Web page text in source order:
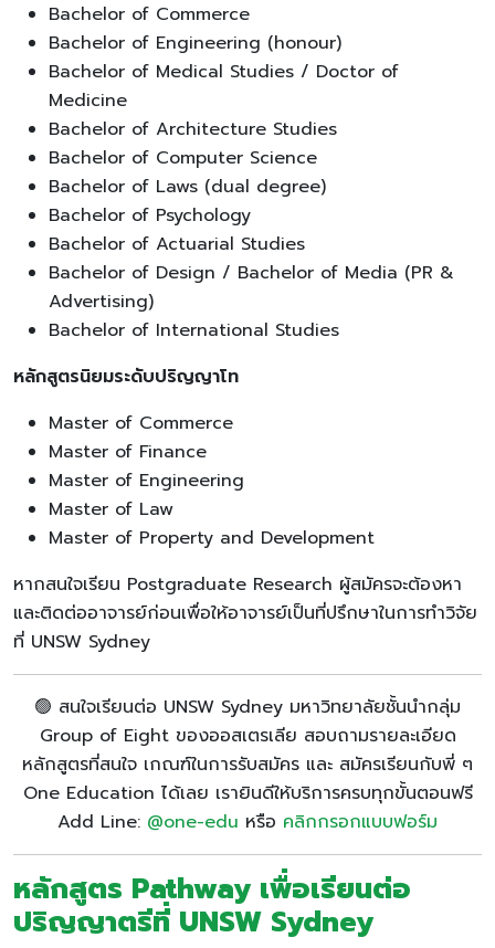
Bachelor of Commerce
Bachelor of Engineering (honour)
Bachelor of Medical Studies / Doctor of
Medicine
Bachelor of Architecture Studies
Bachelor of Computer Science
Bachelor of Laws (dual degree)
Bachelor of Psychology
Bachelor of Actuarial Studies
Bachelor of Design / Bachelor of Media (PR &
Advertising)
Bachelor of International Studies
หลักสูตรนิยมระดับปริญญาโท
Master of Commerce
Master of Finance
Master of Engineering
Master of Law
Master of Property and Development
หากสนใจเรียน Postgraduate Research ผู้สมัครจะต้องหา
และติดต่ออาจารย์ก่อนเพื่อให้อาจารย์เป็นที่ปรึกษาในการทำวิจัย
ที่ UNSW Sydney
🟢 สนใจเรียนต่อ UNSW Sydney มหาวิทยาลัยชั้นนำกลุ่ม
Group of Eight ของออสเตรเลีย สอบถามรายละเอียด
หลักสูตรที่สนใจ เกณฑ์ในการรับสมัคร และ สมัครเรียนกับพี่ ๆ
One Education ได้เลย เรายินดีให้บริการครบทุกขั้นตอนฟรี
Add Line: @one-edu หรือ คลิกกรอกแบบฟอร์ม
หลักสูตร Pathway เพื่อเรียนต่อ
ปริญญาตรีที่ UNSW Sydney